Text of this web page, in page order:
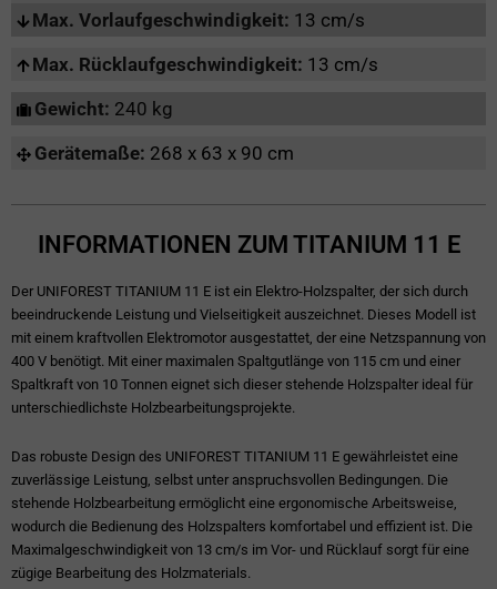
Max. Vorlaufgeschwindigkeit: 13 cm/s
Max. Rücklaufgeschwindigkeit: 13 cm/s
Gewicht: 240 kg
Gerätemaße: 268 x 63 x 90 cm
INFORMATIONEN ZUM TITANIUM 11 E
Der UNIFOREST TITANIUM 11 E ist ein Elektro-Holzspalter, der sich durch
beeindruckende Leistung und Vielseitigkeit auszeichnet. Dieses Modell ist
mit einem kraftvollen Elektromotor ausgestattet, der eine Netzspannung von
400 V benötigt. Mit einer maximalen Spaltgutlänge von 115 cm und einer
Spaltkraft von 10 Tonnen eignet sich dieser stehende Holzspalter ideal für
unterschiedlichste Holzbearbeitungsprojekte.
Das robuste Design des UNIFOREST TITANIUM 11 E gewährleistet eine
zuverlässige Leistung, selbst unter anspruchsvollen Bedingungen. Die
stehende Holzbearbeitung ermöglicht eine ergonomische Arbeitsweise,
wodurch die Bedienung des Holzspalters komfortabel und effizient ist. Die
Maximalgeschwindigkeit von 13 cm/s im Vor- und Rücklauf sorgt für eine
zügige Bearbeitung des Holzmaterials.